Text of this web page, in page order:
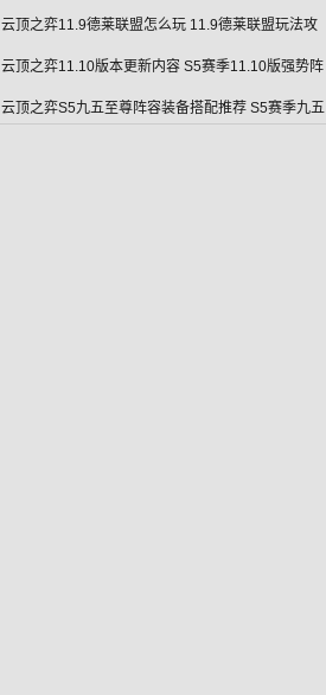
云顶之弈11.9德莱联盟怎么玩 11.9德莱联盟玩法攻
云顶之弈11.10版本更新内容 S5赛季11.10版强势阵
云顶之弈S5九五至尊阵容装备搭配推荐 S5赛季九五